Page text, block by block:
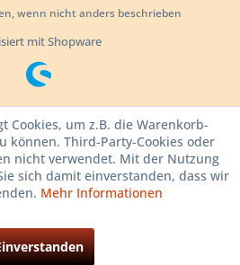
wenn nicht anders beschrieben
mit Shopware
Cookies, um z.B. die Warenkorb-
können. Third-Party-Cookies oder
nicht verwendet. Mit der Nutzung
sich damit einverstanden, dass wir
Mehr Informationen